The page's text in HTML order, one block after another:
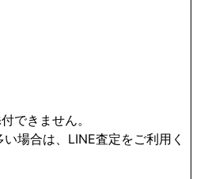
できません。
場合は、LINE査定をご利用く